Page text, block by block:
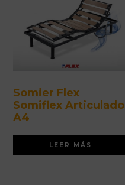
Somier Flex
Somiflex Articulado
A4
LEER MÁS